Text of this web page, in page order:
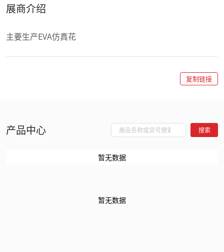
展商介绍
主要生产EVA仿真花
复制链接
产品中心 搜索
暂无数据
暂无数据